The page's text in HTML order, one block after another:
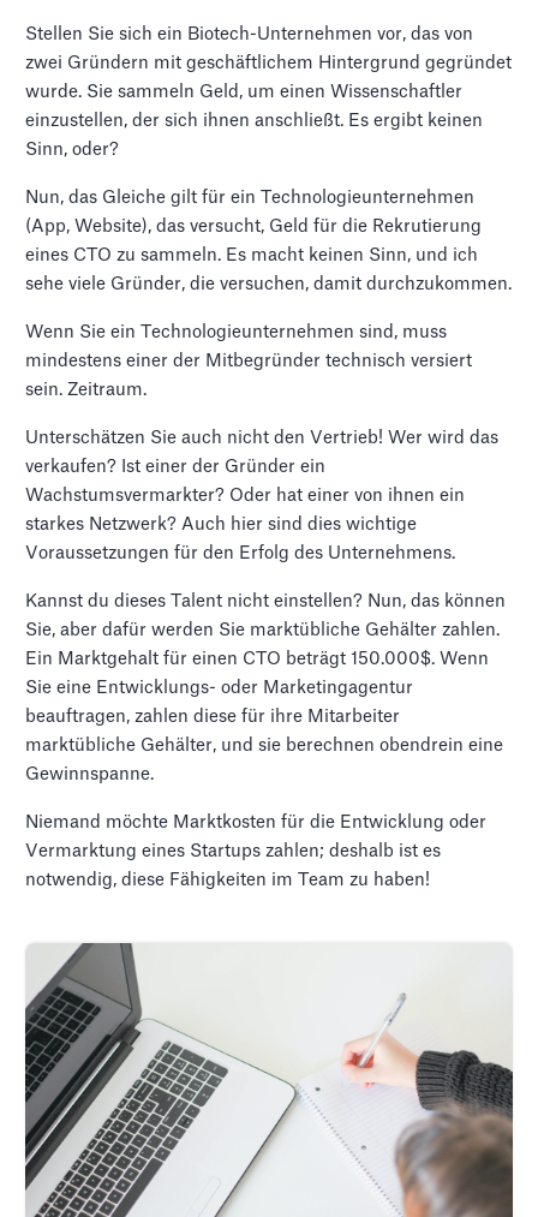
Stellen Sie sich ein Biotech-Unternehmen vor, das von
zwei Gründern mit geschäftlichem Hintergrund gegründet
wurde. Sie sammeln Geld, um einen Wissenschaftler
einzustellen, der sich ihnen anschließt. Es ergibt keinen
Sinn, oder?
Nun, das Gleiche gilt für ein Technologieunternehmen
(App, Website), das versucht, Geld für die Rekrutierung
eines CTO zu sammeln. Es macht keinen Sinn, und ich
sehe viele Gründer, die versuchen, damit durchzukommen.
Wenn Sie ein Technologieunternehmen sind, muss
mindestens einer der Mitbegründer technisch versiert
sein. Zeitraum.
Unterschätzen Sie auch nicht den Vertrieb! Wer wird das
verkaufen? Ist einer der Gründer ein
Wachstumsvermarkter? Oder hat einer von ihnen ein
starkes Netzwerk? Auch hier sind dies wichtige
Voraussetzungen für den Erfolg des Unternehmens.
Kannst du dieses Talent nicht einstellen? Nun, das können
Sie, aber dafür werden Sie marktübliche Gehälter zahlen.
Ein Marktgehalt für einen CTO beträgt 150.000$. Wenn
Sie eine Entwicklungs- oder Marketingagentur
beauftragen, zahlen diese für ihre Mitarbeiter
marktübliche Gehälter, und sie berechnen obendrein eine
Gewinnspanne.
Niemand möchte Marktkosten für die Entwicklung oder
Vermarktung eines Startups zahlen; deshalb ist es
notwendig, diese Fähigkeiten im Team zu haben!